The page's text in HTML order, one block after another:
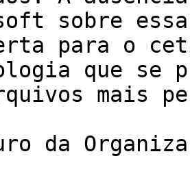
sobre
para o
que se
mais
da